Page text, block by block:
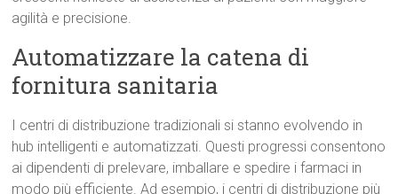
agilità e precisione.
Automatizzare la catena di
fornitura sanitaria
I centri di distribuzione tradizionali si stanno evolvendo in
hub intelligenti e automatizzati. Questi progressi consentono
ai dipendenti di prelevare, imballare e spedire i farmaci in
modo più efficiente. Ad esempio, i centri di distribuzione più